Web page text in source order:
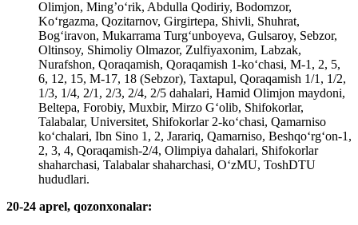
Olimjon, Ming’o‘rik, Abdulla Qodiriy, Bodomzor,
Ko‘rgazma, Qozitarnov, Girgirtepa, Shivli, Shuhrat,
Bog‘iravon, Mukarrama Turg‘unboyeva, Gulsaroy, Sebzor,
Oltinsoy, Shimoliy Olmazor, Zulfiyaxonim, Labzak,
Nurafshon, Qoraqamish, Qoraqamish 1-ko‘chasi, M-1, 2, 5,
6, 12, 15, M-17, 18 (Sebzor), Taxtapul, Qoraqamish 1/1, 1/2,
1/3, 1/4, 2/1, 2/3, 2/4, 2/5 dahalari, Hamid Olimjon maydoni,
Beltepa, Forobiy, Muxbir, Mirzo G‘olib, Shifokorlar,
Talabalar, Universitet, Shifokorlar 2-ko‘chasi, Qamarniso
ko‘chalari, Ibn Sino 1, 2, Jarariq, Qamarniso, Beshqo‘rg‘on-1,
2, 3, 4, Qoraqamish-2/4, Olimpiya dahalari, Shifokorlar
shaharchasi, Talabalar shaharchasi, O‘zMU, ToshDTU
hududlari.
20-24 aprel, qozonxonalar: